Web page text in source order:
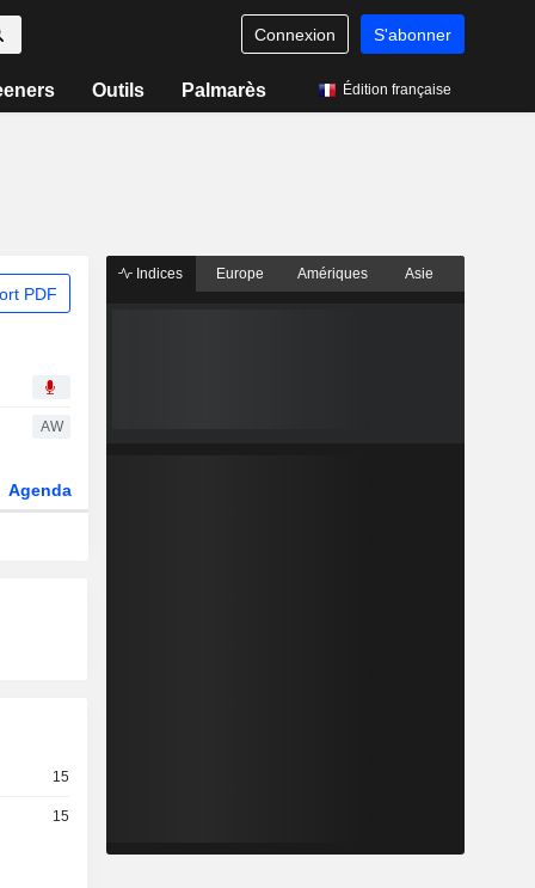
Connexion S'abonner
Outils Palmarès Édition française
PDF
AW
Agenda
15
15
Indices Europe Amériques Asie